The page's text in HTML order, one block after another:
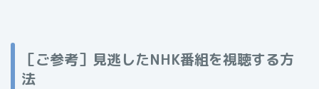
［ご参考］見逃したNHK番組を視聴する方
法